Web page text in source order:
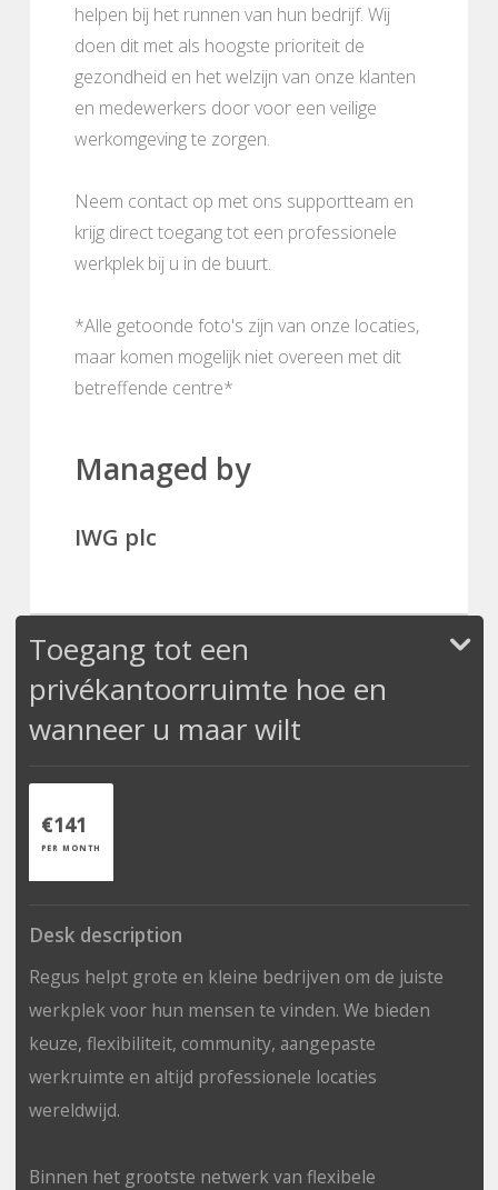
helpen bij het runnen van hun bedrijf. Wij
doen dit met als hoogste prioriteit de
gezondheid en het welzijn van onze klanten
en medewerkers door voor een veilige
werkomgeving te zorgen.
Neem contact op met ons supportteam en
krijg direct toegang tot een professionele
werkplek bij u in de buurt.
*Alle getoonde foto's zijn van onze locaties,
maar komen mogelijk niet overeen met dit
betreffende centre*
Managed by
IWG plc
Toegang tot een
privékantoorruimte hoe en
wanneer u maar wilt
€141
PER MONTH
Desk description
Regus helpt grote en kleine bedrijven om de juiste
werkplek voor hun mensen te vinden. We bieden
keuze, flexibiliteit, community, aangepaste
werkruimte en altijd professionele locaties
wereldwijd.
Binnen het grootste netwerk van flexibele